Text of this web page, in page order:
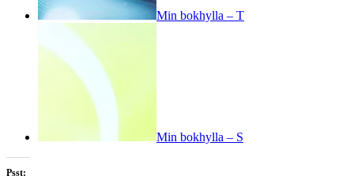
Min bokhylla – T
Min bokhylla – S
Psst: